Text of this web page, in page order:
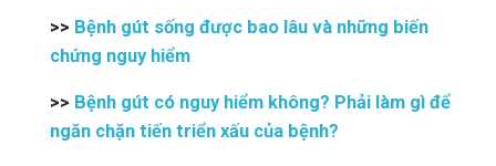
>> Bệnh gút sống được bao lâu và những biến
chứng nguy hiểm
>> Bệnh gút có nguy hiểm không? Phải làm gì để
ngăn chặn tiến triển xấu của bệnh?